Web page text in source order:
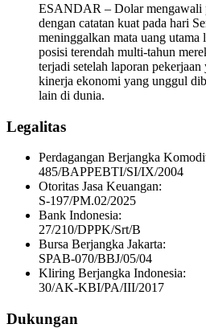
ESANDAR – Dolar mengawali
dengan catatan kuat pada hari
meninggalkan mata uang
posisi terendah multi-tahun
terjadi setelah laporan
kinerja ekonomi yang unggul
lain di dunia.
Legalitas
Perdagangan Berjangka
485/BAPPEBTI/SI/IX/2004
Otoritas Jasa Keuangan:
S-197/PM.02/2025
Bank Indonesia:
27/210/DPPK/Srt/B
Bursa Berjangka Jakarta:
SPAB-070/BBJ/05/04
Kliring Berjangka Indonesia:
30/AK-KBI/PA/III/2017
Dukungan